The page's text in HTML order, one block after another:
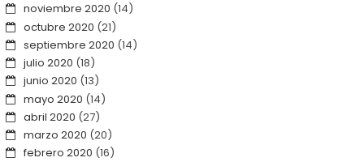
noviembre 2020 (14)
octubre 2020 (21)
septiembre 2020 (14)
julio 2020 (18)
junio 2020 (13)
mayo 2020 (14)
abril 2020 (27)
marzo 2020 (20)
febrero 2020 (16)